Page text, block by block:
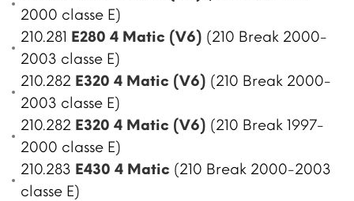
2000 classe E)
210.281 E280 4 Matic (V6) (210 Break 2000-
2003 classe E)
210.282 E320 4 Matic (V6) (210 Break 2000-
2003 classe E)
210.282 E320 4 Matic (V6) (210 Break 1997-
2000 classe E)
210.283 E430 4 Matic (210 Break 2000-2003
classe E)